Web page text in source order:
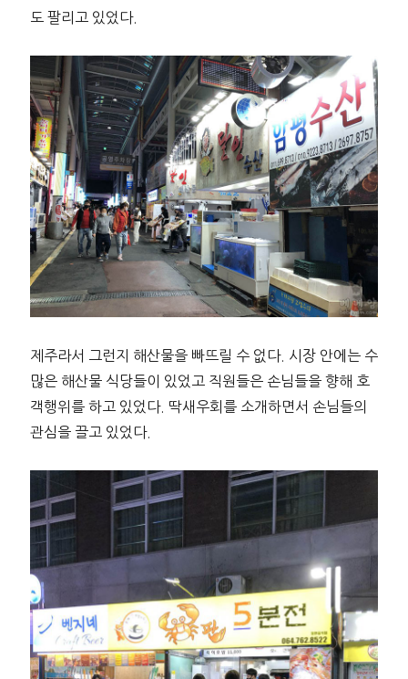
도 팔리고 있었다.
제주라서 그런지 해산물을 빠뜨릴 수 없다. 시장 안에는 수
많은 해산물 식당들이 있었고 직원들은 손님들을 향해 호
객행위를 하고 있었다. 딱새우회를 소개하면서 손님들의
관심을 끌고 있었다.